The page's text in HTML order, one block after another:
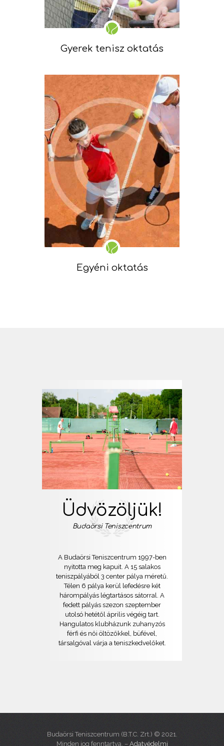
Gyerek tenisz oktatás
Egyéni oktatás
Üdvözöljük!
Budaörsi Teniszcentrum
A Budaörsi Teniszcentrum 1997-ben
nyitotta meg kapuit. A 15 salakos
teniszpályából 3 center pálya méretű.
Télen 6 pálya kerül lefedésre két
hárompályás légtartásos sátorral. A
fedett pályás szezon szeptember
utolsó hetétől április végéig tart.
Hangulatos klubházunk zuhanyzós
férfi és női öltözőkkel, büfével,
társalgóval várja a teniszkedvelőket.
Budaörsi Teniszcentrum (B.T.C. Zrt.) © 2021.
Minden jog fenntartva. – Adatvédelmi